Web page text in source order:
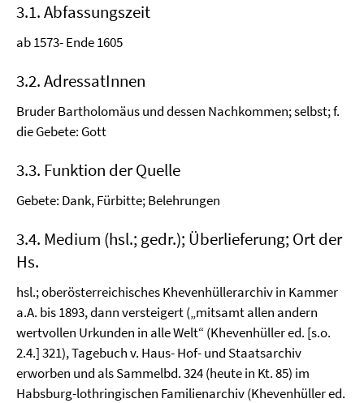
3.1. Abfassungszeit
ab 1573- Ende 1605
3.2. AdressatInnen
Bruder Bartholomäus und dessen Nachkommen; selbst; f.
die Gebete: Gott
3.3. Funktion der Quelle
Gebete: Dank, Fürbitte; Belehrungen
3.4. Medium (hsl.; gedr.); Überlieferung; Ort der
Hs.
hsl.; oberösterreichisches Khevenhüllerarchiv in Kammer
a.A. bis 1893, dann versteigert („mitsamt allen andern
wertvollen Urkunden in alle Welt“ (Khevenhüller ed. [s.o.
2.4.] 321), Tagebuch v. Haus- Hof- und Staatsarchiv
erworben und als Sammelbd. 324 (heute in Kt. 85) im
Habsburg-lothringischen Familienarchiv (Khevenhüller ed.